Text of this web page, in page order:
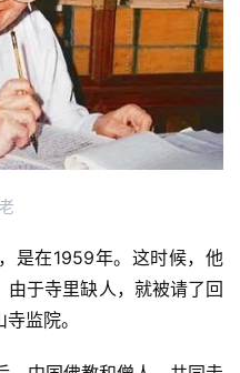
是在1959年。这时候，他
于寺里缺人，就被请了回
监院。